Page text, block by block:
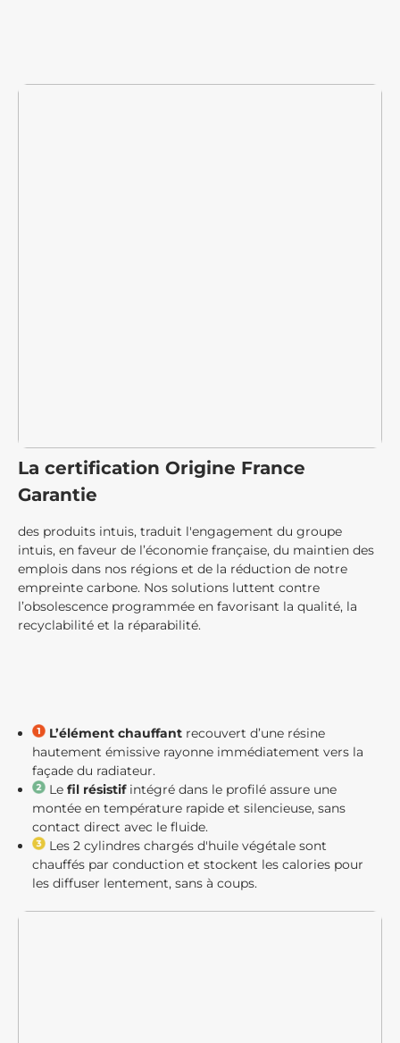
La certification Origine France
Garantie
des produits intuis, traduit l'engagement du groupe
intuis, en faveur de l’économie française, du maintien des
emplois dans nos régions et de la réduction de notre
empreinte carbone. Nos solutions luttent contre
l’obsolescence programmée en favorisant la qualité, la
recyclabilité et la réparabilité.
L’élément chauffant recouvert d’une résine
hautement émissive rayonne immédiatement vers la
façade du radiateur.
Le fil résistif intégré dans le profilé assure une
montée en température rapide et silencieuse, sans
contact direct avec le fluide.
Les 2 cylindres chargés d'huile végétale sont
chauffés par conduction et stockent les calories pour
les diffuser lentement, sans à coups.